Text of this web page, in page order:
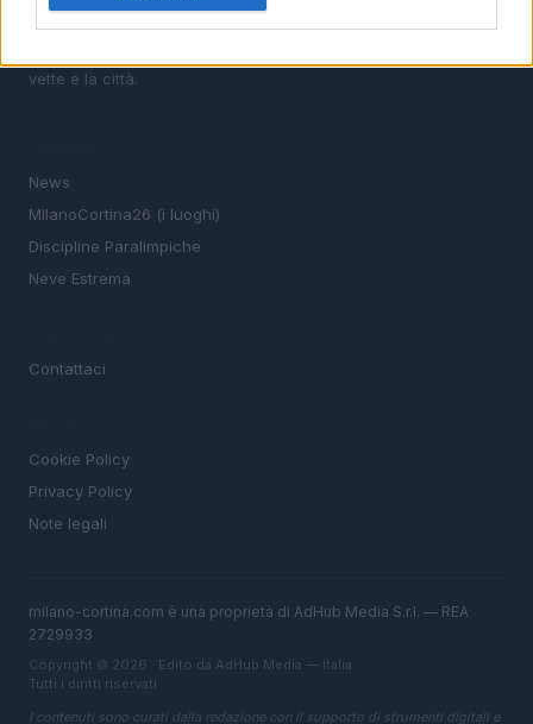
vette e la città.
News
MIlanoCortina26 (i luoghi)
Discipline Paralimpiche
Neve Estrema
Contattaci
Cookie Policy
Privacy Policy
Note legali
milano-cortina.com è una proprietà di AdHub Media S.r.l. — REA
2729933
Copyright © 2026 · Edito da AdHub Media — Italia
Tutti i diritti riservati
I contenuti sono curati dalla redazione con il supporto di strumenti digitali e